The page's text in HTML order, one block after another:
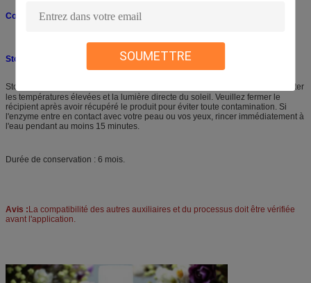
SOUMETTRE
Conditionnement :25 kg / 200 kg par fût en plastique.
Stockage et sécurité :
Stockage : Conserver à 10~25 ℃ dans un endroit sec, ombragé et frais et éviter
les températures élevées et la lumière directe du soleil. Veuillez fermer le
récipient après avoir récupéré le produit pour éviter toute contamination. Si
l'enzyme entre en contact avec votre peau ou vos yeux, rincer immédiatement à
l'eau pendant au moins 15 minutes.
Durée de conservation : 6 mois.
Avis :La compatibilité des autres auxiliaires et du processus doit être vérifiée
avant l'application.